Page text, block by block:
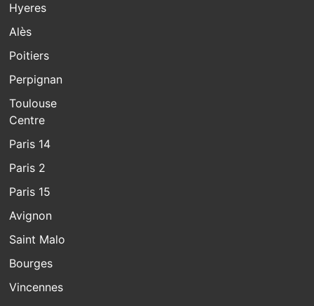
Hyeres
Alès
Poitiers
Perpignan
Toulouse
Centre
Paris 14
Paris 2
Paris 15
Avignon
Saint Malo
Bourges
Vincennes